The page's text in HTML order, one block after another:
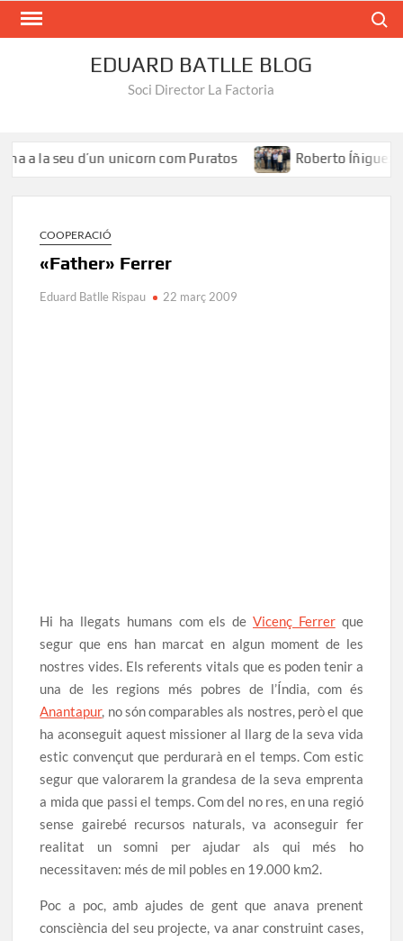
EDUARD BATLLE BLOG
Soci Director La Factoria
a la seu d’un unicorn com Puratos Roberto Íñiguez:
COOPERACIÓ
«Father» Ferrer
Eduard Batlle Rispau 22 març 2009
Hi ha llegats humans com els de Vicenç Ferrerque
segur que ens han marcat en algun moment de les
nostres vides. Els referents vitals que es poden tenir a
una de les regions més pobres de l’Índia, com és
Anantapur, no són comparables als nostres, però el que
ha aconseguit aquest missioner al llarg de la seva vida
estic convençut que perdurarà en el temps. Com estic
segur que valorarem la grandesa de la seva emprenta
a mida que passi el temps. Com del no res, en una regió
sense gairebé recursos naturals, va aconseguir fer
realitat un somni per ajudar als qui més ho
necessitaven: més de mil pobles en 19.000 km2.
Poc a poc, amb ajudes de gent que anava prenent
consciència del seu projecte, va anar construint cases,